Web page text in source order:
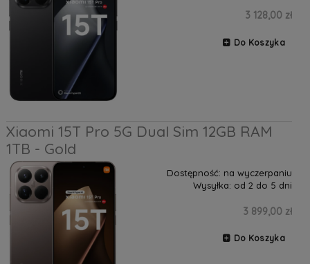
3 128,00 zł
Do Koszyka
Xiaomi 15T Pro 5G Dual Sim 12GB RAM
1TB - Gold
Dostępność: na wyczerpaniu
Wysyłka: od 2 do 5 dni
3 899,00 zł
Do Koszyka